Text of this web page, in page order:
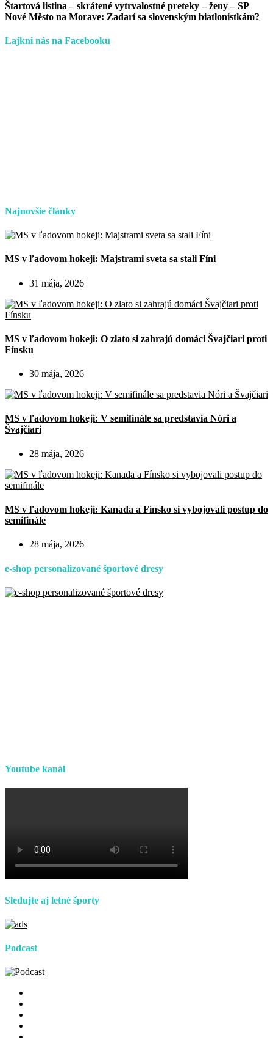
Štartová listina – skrátené vytrvalostné preteky – ženy – SP
Nové Město na Morave: Zadarí sa slovenským biatlonistkám?
Lajkni nás na Facebooku
Najnovšie články
MS v ľadovom hokeji: Majstrami sveta sa stali Fíni
31 mája, 2026
MS v ľadovom hokeji: O zlato si zahrajú domáci Švajčiari proti
Fínsku
30 mája, 2026
MS v ľadovom hokeji: V semifinále sa predstavia Nóri a
Švajčiari
28 mája, 2026
MS v ľadovom hokeji: Kanada a Fínsko si vybojovali postup do
semifinále
28 mája, 2026
e-shop personalizované športové dresy
Youtube kanál
Sledujte aj letné športy
Podcast